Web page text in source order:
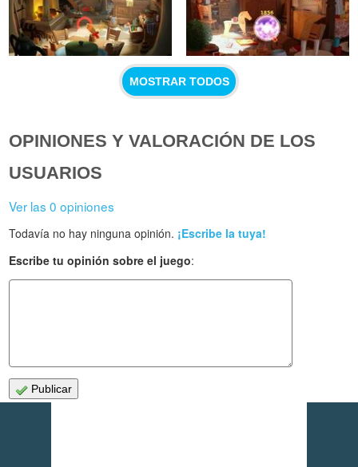
MOSTRAR TODOS
OPINIONES Y VALORACIÓN DE LOS
USUARIOS
Ver las 0 opiniones
Todavía no hay ninguna opinión. ¡Escribe la tuya!
Escribe tu opinión sobre el juego:
Publicar